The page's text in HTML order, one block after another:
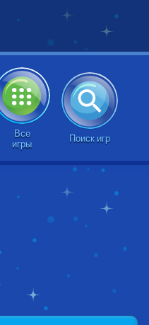
Все
игры
Поиск игр